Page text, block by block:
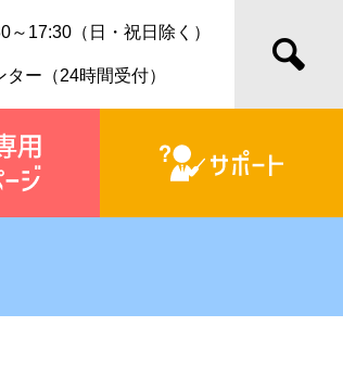
～17:30（日・祝日除く）
ー（24時間受付）